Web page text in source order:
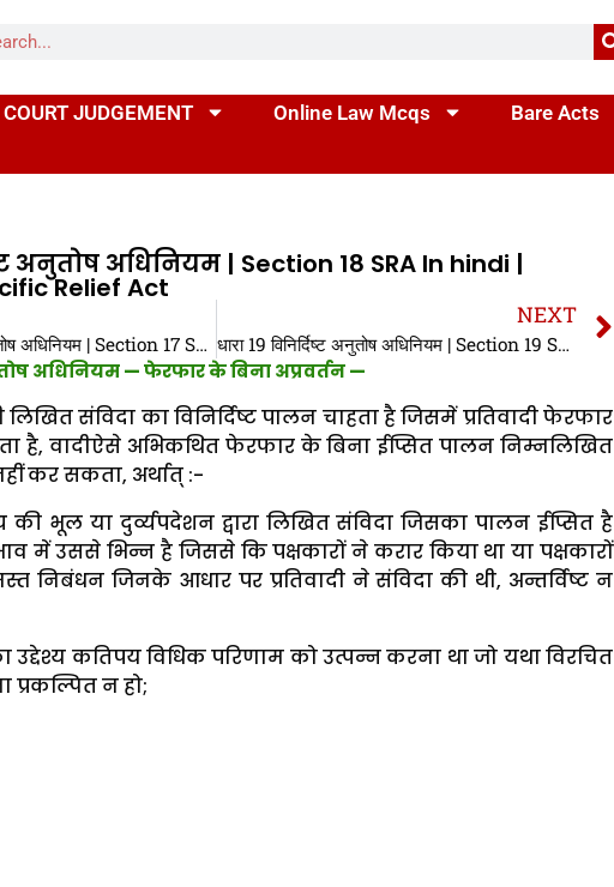
JUDGEMENT Online Law Mcqs Bare Acts
अनुतोष अधिनियम | Section 18 SRA In hindi |
Relief Act
धारा 17 विनिर्दिष्ट अनुतोष अधिनियम | Section 17 SRA In hindi | Section 17 Specific Relief Act
NEXT
धारा 19 विनिर्दिष्ट अनुतोष अधिनियम | Section 19 SRA In hindi | Section 19 Specific Relief Act
अधिनियम —फेरफार के बिना अप्रवर्तन —
संविदा का विनिर्दिष्ट पालन चाहता है जिसमें प्रतिवादी फेरफार
है, वादीऐसे अभिकथित फेरफार के बिना ईप्सित पालन निम्नलिखित
कर सकता, अर्थात् :-
भूल या दुर्व्यपदेशन द्वारा लिखित संविदा जिसका पालन ईप्सित है
में उससे भिन्न है जिससे कि पक्षकारों ने करार किया था या पक्षकारों
निबंधन जिनके आधार पर प्रतिवादी ने संविदा की थी, अन्तर्विष्ट न
उद्देश्य कतिपय विधिक परिणाम को उत्पन्न करना था जो यथा विरचित
प्रकल्पित न हो;